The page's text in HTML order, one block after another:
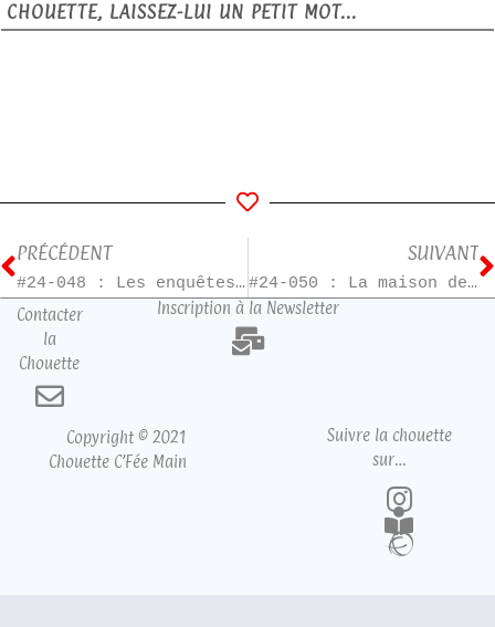
CHOUETTE, LAISSEZ-LUI UN PETIT MOT...
PRÉCÉDENT
#24-048 : Les enquêtes de Perséphone – T2
SUIVANT
#24-050 : La maison des égarées
Contacter
la
Chouette
Inscription à la Newsletter
Copyright © 2021
Chouette C’Fée Main
Suivre la chouette
sur…